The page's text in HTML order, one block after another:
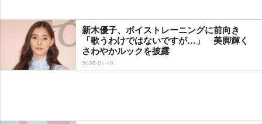
新木優子、ボイストレーニングに前向き
「歌うわけではないですが…」 美脚輝く
さわやかルックを披露
2026-01-19